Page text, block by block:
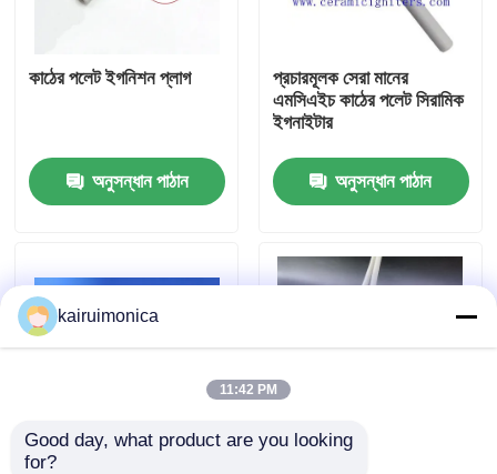
কারখানা ভ্রমণ
যোগাযোগ করুন
উদ্ধৃতির জন্য আবেদন
কাঠের পলেট ইগনিশন প্লাগ
অনুসন্ধান পাঠান
প্রচারমূলক সেরা মানের
এমসিএইচ কাঠের পলেট সিরামিক
ইগনাইটার
অনুসন্ধান পাঠান
এবি সায়েক্স টার্বো ভি সোর্সে
kairuimonica
11:42 PM
Good day, what product are you looking
for?